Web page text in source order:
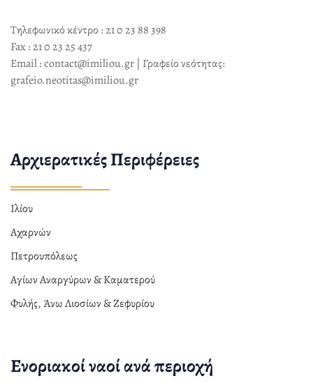
Τηλεφωνικό κέντρο : 21 0 23 88 398
Fax : 21 0 23 25 437
Email : contact@imiliou.gr | Γραφείο νεότητας:
grafeio.neotitas@imiliou.gr
Αρχιερατικές Περιφέρειες
Ιλίου
Αχαρνών
Πετρουπόλεως
Αγίων Αναργύρων & Καματερού
Φυλής, Άνω Λιοσίων & Ζεφυρίου
Ενοριακοί ναοί ανά περιοχή